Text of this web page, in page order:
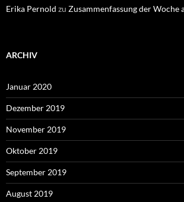
Erika Pernold zu Zusammenfassung der Woche
ARCHIV
Januar 2020
Dezember 2019
November 2019
Oktober 2019
September 2019
August 2019